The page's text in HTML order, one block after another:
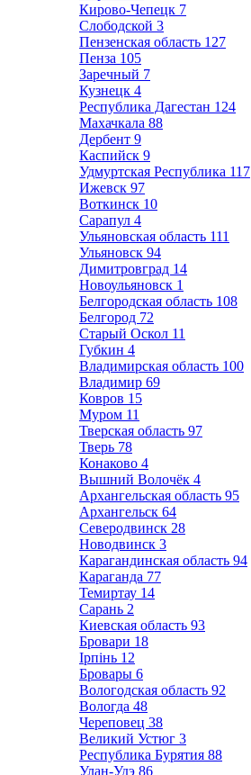
Кирово-Чепецк 7
Слободской 3
Пензенская область 127
Пенза 105
Заречный 7
Кузнецк 4
Республика Дагестан 124
Махачкала 88
Дербент 9
Каспийск 9
Удмуртская Республика 117
Ижевск 97
Воткинск 10
Сарапул 4
Ульяновская область 111
Ульяновск 94
Димитровград 14
Новоульяновск 1
Белгородская область 108
Белгород 72
Старый Оскол 11
Губкин 4
Владимирская область 100
Владимир 69
Ковров 15
Муром 11
Тверская область 97
Тверь 78
Конаково 4
Вышний Волочёк 4
Архангельская область 95
Архангельск 64
Северодвинск 28
Новодвинск 3
Карагандинская область 94
Караганда 77
Темиртау 14
Сарань 2
Киевская область 93
Бровари 18
Ірпінь 12
Бровары 6
Вологодская область 92
Вологда 48
Череповец 38
Великий Устюг 3
Республика Бурятия 88
Улан-Удэ 86